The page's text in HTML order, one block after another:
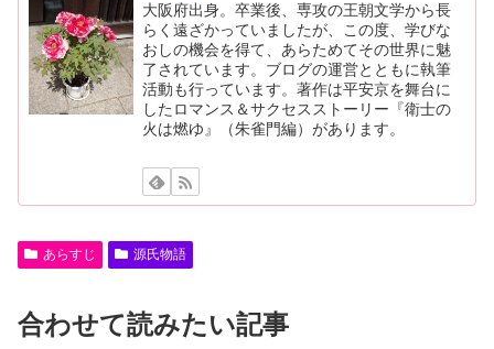
大阪府出身。卒業後、専攻の王朝文学から長
らく遠ざかっていましたが、この度、学びな
おしの機会を得て、あらためてその世界に魅
了されています。ブログの運営とともに執筆
活動も行っています。著作は平安京を舞台に
したロマンス＆サクセスストーリー『衛士の
火は燃ゆ』（朱雀門編）があります。
あらすじ 源氏物語
合わせて読みたい記事